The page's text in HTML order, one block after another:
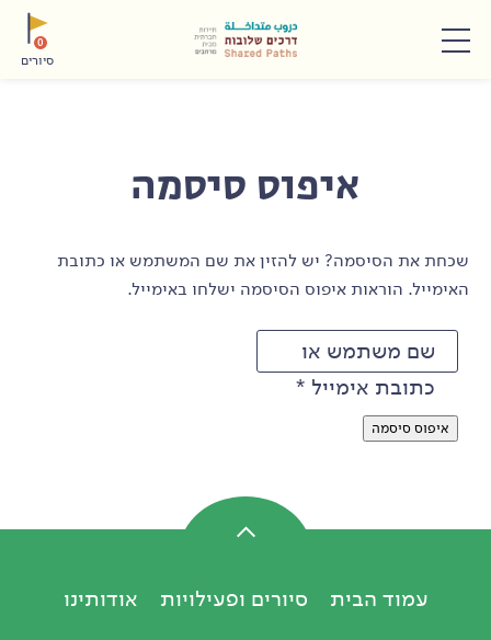
תפריט 0
סיורים
איפוס סיסמה
שכחת את הסיסמה? יש להזין את שם המשתמש או כתובת
האימייל. הוראות איפוס הסיסמה ישלחו באימייל.
שם משתמש או
כתובת אימייל *
איפוס סיסמה
עמוד הבית סיורים ופעילויות
אודותינו